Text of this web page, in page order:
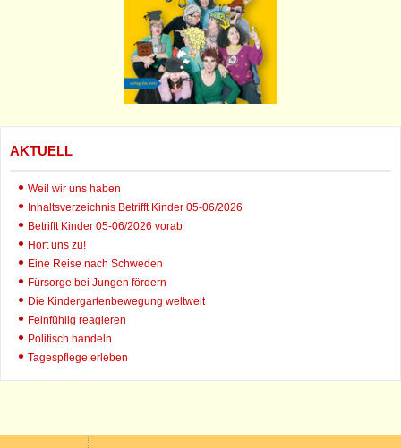
AKTUELL
Weil wir uns haben
Inhaltsverzeichnis Betrifft Kinder 05-06/2026
Betrifft Kinder 05-06/2026 vorab
Hört uns zu!
Eine Reise nach Schweden
Fürsorge bei Jungen fördern
Die Kindergartenbewegung weltweit
Feinfühlig reagieren
Politisch handeln
Tagespflege erleben